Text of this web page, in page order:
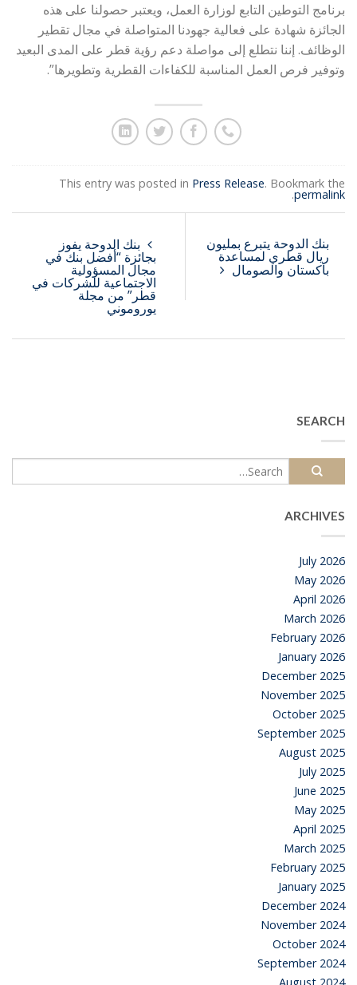
برنامج التوطين التابع لوزارة العمل، ويعتبر حصولنا على هذه
الجائزة شهادة على فعالية جهودنا المتواصلة في مجال تقطير
الوظائف. إننا نتطلع إلى مواصلة دعم رؤية قطر على المدى البعيد
وتوفير فرص العمل المناسبة للكفاءات القطرية وتطويرها”.
This entry was posted in Press Release. Bookmark the
permalink
.
بنك الدوحة يفوز
بجائزة “أفضل بنك في
مجال المسؤولية
الاجتماعية للشركات في
قطر” من مجلة
يوروموني
بنك الدوحة يتبرع بمليون
ريال قطري لمساعدة
باكستان والصومال
SEARCH
ARCHIVES
July 2026
May 2026
April 2026
March 2026
February 2026
January 2026
December 2025
November 2025
October 2025
September 2025
August 2025
July 2025
June 2025
May 2025
April 2025
March 2025
February 2025
January 2025
December 2024
November 2024
October 2024
September 2024